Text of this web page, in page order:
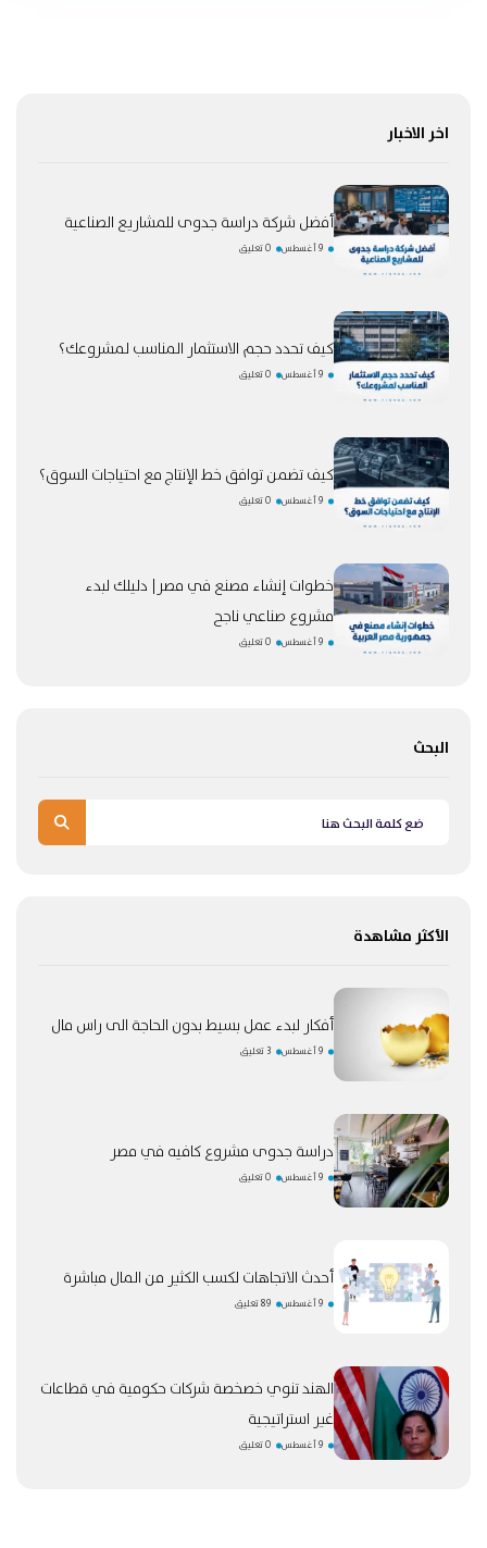
اخر الاخبار
أفضل شركة دراسة جدوى للمشاريع الصناعية
9 أغسطس 0 تعليق
كيف تحدد حجم الاستثمار المناسب لمشروعك؟
9 أغسطس 0 تعليق
كيف تضمن توافق خط الإنتاج مع احتياجات السوق؟
9 أغسطس 0 تعليق
خطوات إنشاء مصنع في مصر| دليلك لبدء
مشروع صناعي ناجح
9 أغسطس 0 تعليق
البحث
الأكثر مشاهدة
أفكار لبدء عمل بسيط بدون الحاجة الى راس مال
9 أغسطس 3 تعليق
دراسة جدوى مشروع كافيه في مصر
9 أغسطس 0 تعليق
أحدث الاتجاهات لكسب الكثير من المال مباشرة
9 أغسطس 89 تعليق
الهند تنوي خصخصة شركات حكومية في قطاعات
غير استراتيجية
9 أغسطس 0 تعليق